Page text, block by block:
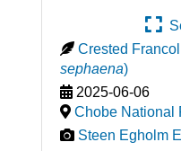
Crested
sephaena)
2025-06-06
Chobe National
Steen Egholm